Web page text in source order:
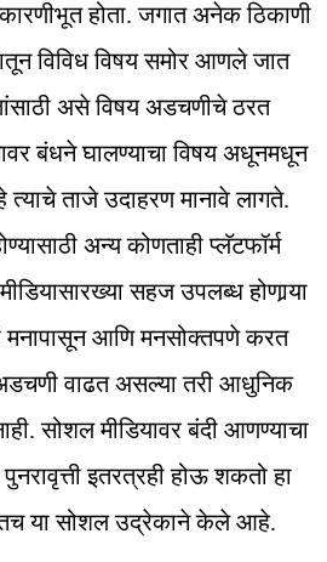
होता. जगात अनेक ठिकाणी
विविध विषय समोर आणले जात
असे विषय अडचणीचे ठरत
बंधने घालण्याचा विषय अधूनमधून
ताजे उदाहरण मानावे लागते.
अन्य कोणताही प्लॅटफॉर्म
सहज उपलब्ध होणार्‍या
मनापासून आणि मनसोक्तपणे करत
वाढत असल्या तरी आधुनिक
सोशल मीडियावर बंदी आणण्याचा
इतरत्रही होऊ शकतो हा
या सोशल उद्रेकाने केले आहे.